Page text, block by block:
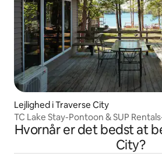
Lejlighed i Traverse City
TC Lake Stay-Pontoon & SUP
Hvornår er det bedst at
City?